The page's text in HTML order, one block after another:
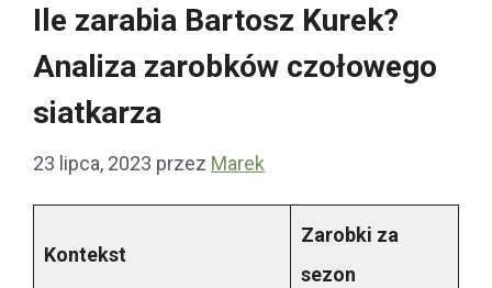
Ile zarabia Bartosz Kurek?
Analiza zarobków czołowego
siatkarza
23 lipca, 2023 przez Marek
Kontekst
Zarobki za
sezon